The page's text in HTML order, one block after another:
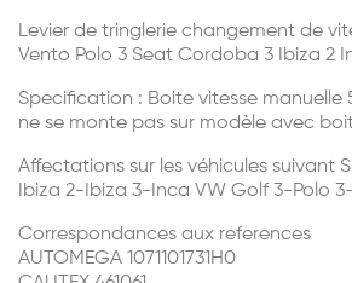
Levier de tringlerie changement de
Vento Polo 3 Seat Cordoba 3 Ibiza 2
Specification : Boite vitesse manuelle
ne se monte pas sur modèle avec
Affectations sur les véhicules suivant
Ibiza 2-Ibiza 3-Inca VW Golf 3-Polo
Correspondances aux references
AUTOMEGA 1071101731H0